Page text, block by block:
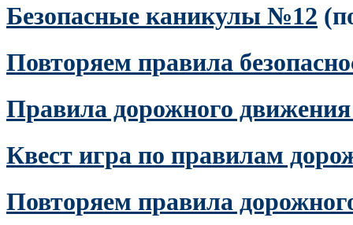
Безопасные каникулы №12
Повторяем правила
Правила дорожного
Квест игра по правилам
Повторяем правила